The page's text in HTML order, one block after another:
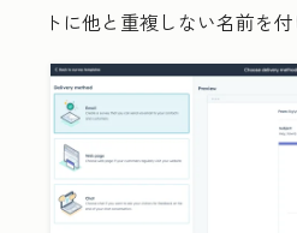
トに他と重複しない名前を付